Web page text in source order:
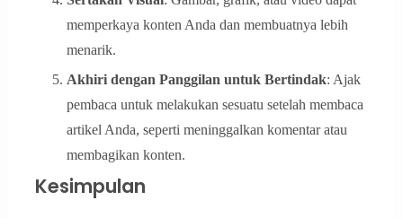
memperkaya konten Anda dan membuatnya lebih
menarik.
Akhiri dengan Panggilan untuk Bertindak: Ajak
pembaca untuk melakukan sesuatu setelah membaca
artikel Anda, seperti meninggalkan komentar atau
membagikan konten.
Kesimpulan